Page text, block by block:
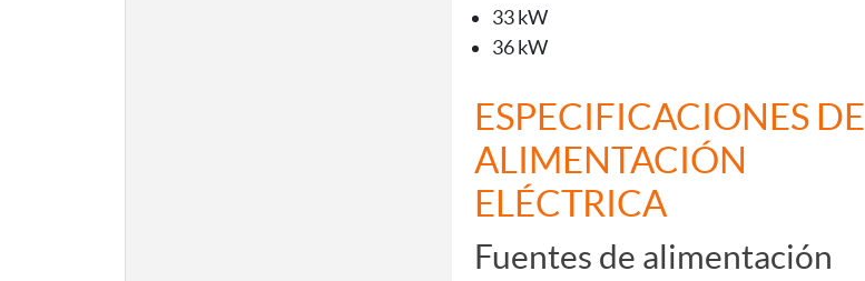
33 kW
36 kW
ESPECIFICACIONES DE
ALIMENTACIÓN
ELÉCTRICA
Fuentes de alimentación